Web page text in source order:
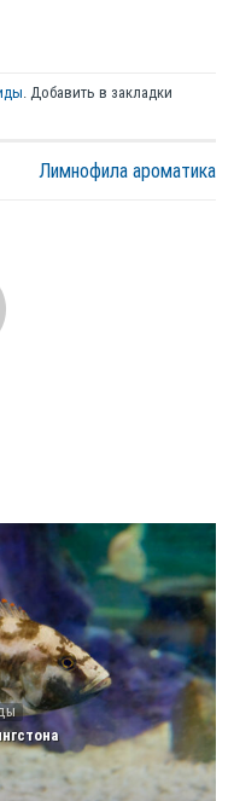
. Добавить в закладки
Лимнофила ароматика